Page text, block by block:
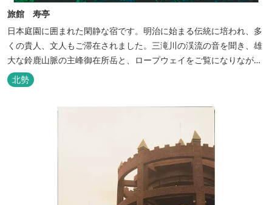
旅館 寿亭
日本庭園に囲まれた閑静な宿です。明治に始まる伝統に培われ、多
くの貴人、文人もご滞在されました。三滝川の渓流の音を聞き、雄
大な鈴鹿山脈の主峰御在所岳と、ロープウェイをご覧になりながら
お入りいただく露天風呂は気持ちがいいです。 また、庭園にある昭
和初期の離れの客間を改装した貸切風呂（６タイプ）はレトロクラ
シカルな雰囲気でみなさまに好評をいただいております。夕食は部
北勢